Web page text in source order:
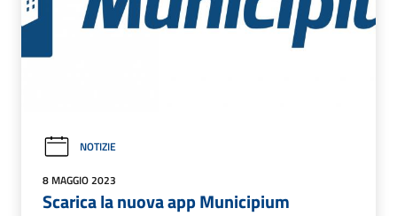
NOTIZIE
8 MAGGIO 2023
Scarica la nuova app Municipium